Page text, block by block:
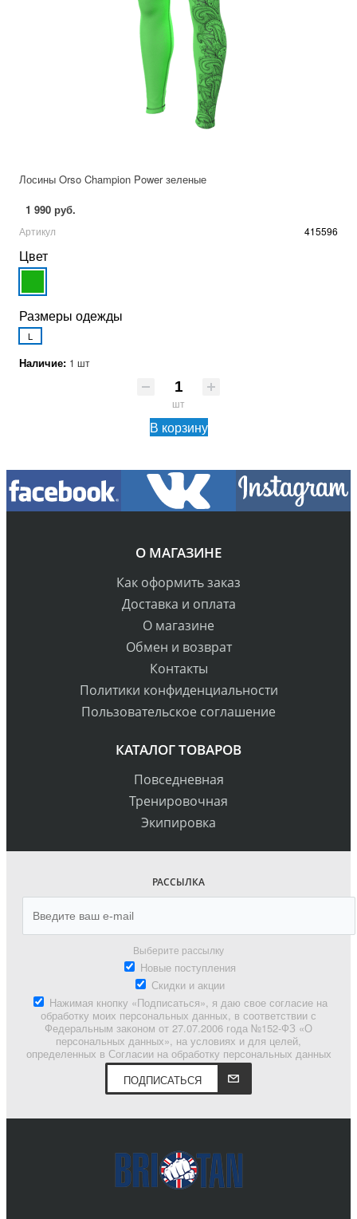
Лосины Orso Champion Power зеленые
1 990 руб.
Артикул 415596
Цвет
Размеры одежды
L
Наличие: 1 шт
шт
В корзину
О МАГАЗИНЕ
Как оформить заказ
Доставка и оплата
О магазине
Обмен и возврат
Контакты
Политики конфиденциальности
Пользовательское соглашение
КАТАЛОГ ТОВАРОВ
Повседневная
Тренировочная
Экипировка
РАССЫЛКА
Выберите рассылку
Новые поступления
Скидки и акции
Нажимая кнопку «Подписаться», я даю свое согласие на
обработку моих персональных данных, в соответствии с
Федеральным законом от 27.07.2006 года №152-ФЗ «О
персональных данных», на условиях и для целей,
определенных в Согласии на обработку персональных данных
ПОДПИСАТЬСЯ